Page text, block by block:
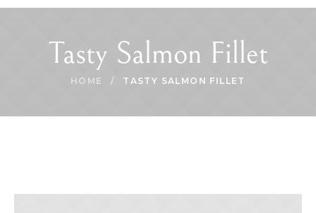
Tasty Salmon Fillet
HOME / TASTY SALMON FILLET